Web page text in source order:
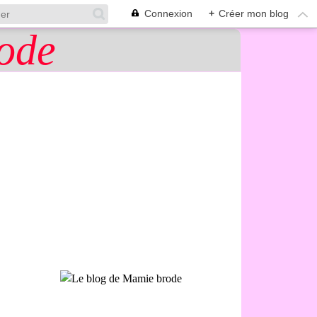
Connexion + Créer mon blog